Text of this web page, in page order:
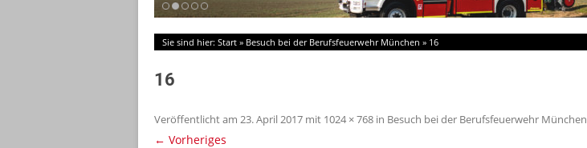
Sie sind hier: Start » Besuch bei der Berufsfeuerwehr München » 16
16
Veröffentlicht am 23. April 2017 mit 1024 × 768 in Besuch bei der Berufsfeuerwehr München
← Vorheriges